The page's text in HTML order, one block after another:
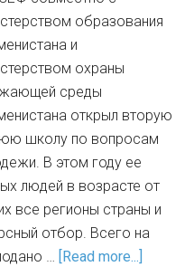
образования
и
охраны
среды
открыл вторую
школу по вопросам
В этом году ее
людей в возрасте от
все регионы страны и
отбор. Всего на
… [Read more...]